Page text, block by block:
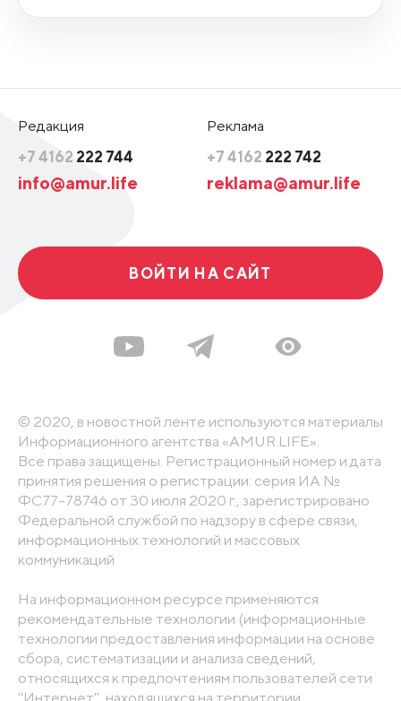
Редакция
+7 4162 222 744
info@amur.life
Реклама
+7 4162 222 742
reklama@amur.life
ВОЙТИ НА САЙТ
© 2020, в новостной ленте используются материалы
Информационного агентства «AMUR.LIFE».
Все права защищены. Регистрационный номер и дата
принятия решения о регистрации: серия ИА №
ФС77-78746 от 30 июля 2020 г., зарегистрировано
Федеральной службой по надзору в сфере связи,
информационных технологий и массовых
коммуникаций
На информационном ресурсе применяются
рекомендательные технологии (информационные
технологии предоставления информации на основе
сбора, систематизации и анализа сведений,
относящихся к предпочтениям пользователей сети
"Интернет", находящихся на территории